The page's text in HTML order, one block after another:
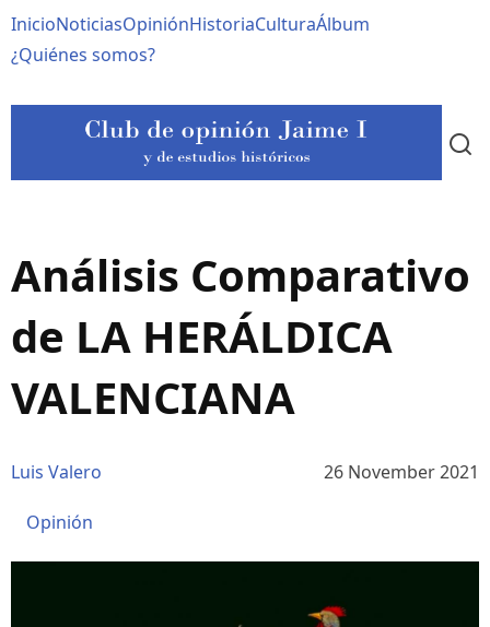
al
contenido
Navegación
principal
InicioNoticiasOpiniónHistoriaCulturaÁlbum
¿Quiénes somos?
Análisis Comparativo
de LA HERÁLDICA
VALENCIANA
Luis Valero 26 November 2021
Opinión